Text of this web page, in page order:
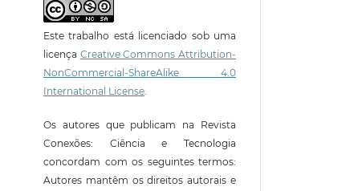
Este trabalho está licenciado sob uma
licença Creative Commons Attribution-
NonCommercial-ShareAlike 4.0
International License.
Os autores que publicam na Revista
Conexões: Ciência e Tecnologia
concordam com os seguintes termos:
Autores mantêm os direitos autorais e